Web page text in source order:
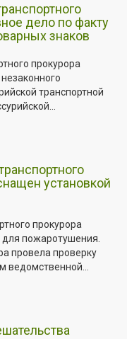
дело по факту
знаков
прокурора
транспортной
установкой
прокурора
пожаротушения.
провела проверку
ведомственной...